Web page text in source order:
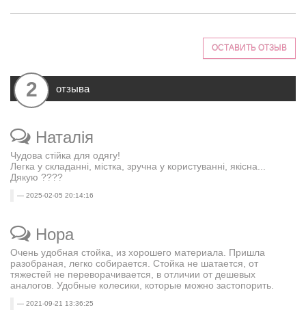
ОСТАВИТЬ ОТЗЫВ
2 отзыва
Наталія
Чудова стійка для одягу!
Легка у складанні, містка, зручна у користуванні, якісна...
Дякую ????
2025-02-05 20:14:16
Нора
Очень удобная стойка, из хорошего материала. Пришла
разобраная, легко собирается. Стойка не шатается, от
тяжестей не переворачивается, в отличии от дешевых
аналогов. Удобные колесики, которые можно застопорить.
2021-09-21 13:36:25